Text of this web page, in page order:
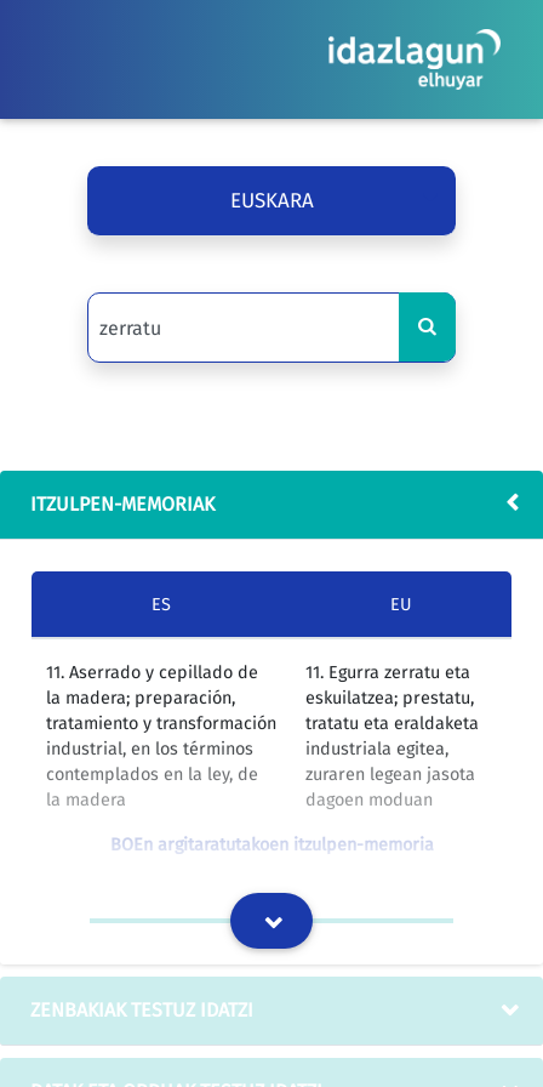
EUSKARA
ITZULPEN-MEMORIAK
ES EU
11. Aserrado y cepillado de
la madera; preparación,
tratamiento y transformación
industrial, en los términos
contemplados en la ley, de
la madera
11. Egurra zerratu eta
eskuilatzea; prestatu,
tratatu eta eraldaketa
industriala egitea,
zuraren legean jasota
dagoen moduan
BOEn argitaratutakoen itzulpen-memoria
Zur zerratua
BOEn argitaratutakoen itzulpen-memoria
ZENBAKIAK TESTUZ IDATZI